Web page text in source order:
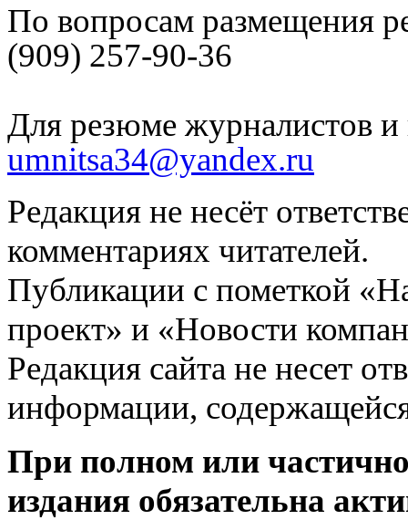
По вопросам размещения
(909) 257-90-36
Для резюме журналистов и
umnitsa34@yandex.ru
Редакция не несёт
комментариях читателей.
Публикации с пометкой
проект» и «Новости
Редакция сайта не несет
информации,
При полном или
издания обязательна